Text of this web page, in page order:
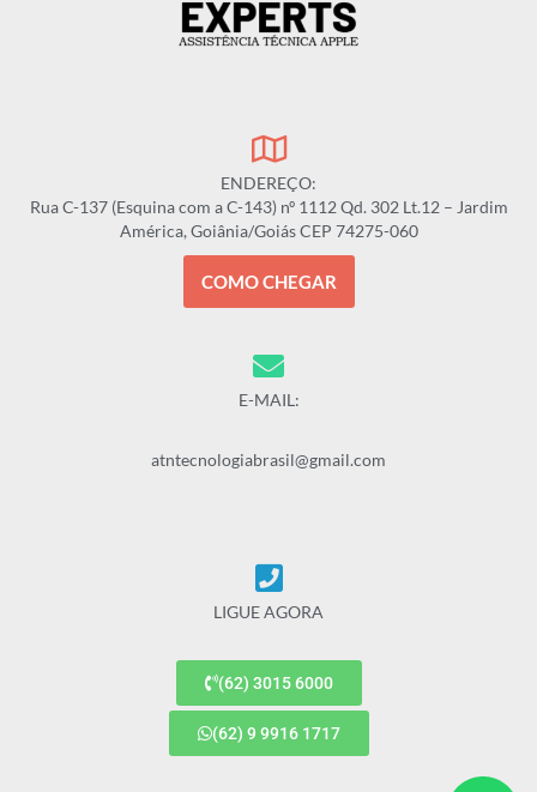
ENDEREÇO:
Rua C-137 (Esquina com a C-143) nº 1112 Qd. 302 Lt.12 – Jardim
América, Goiânia/Goiás CEP 74275-060
COMO CHEGAR
E-MAIL:
atntecnologiabrasil@gmail.com
LIGUE AGORA
(62) 3015 6000
(62) 9 9916 1717